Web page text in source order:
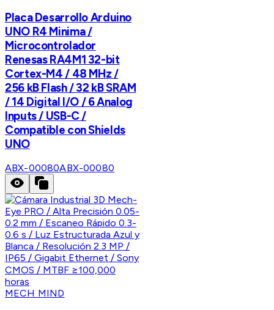
Placa Desarrollo Arduino
UNO R4 Minima /
Microcontrolador
Renesas RA4M1 32-bit
Cortex-M4 / 48 MHz /
256 kB Flash / 32 kB SRAM
/ 14 Digital I/O / 6 Analog
Inputs / USB-C /
Compatible con Shields
UNO
ABX-00080ABX-00080
MECH MIND